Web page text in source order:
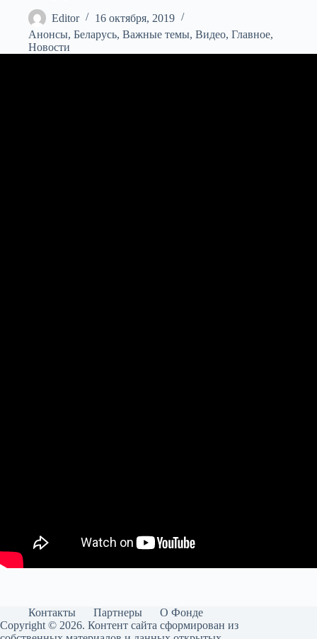
Editor
16 октября, 2019
Анонсы, Беларусь, Важные темы, Видео, Главное,
Новости
Контакты Партнеры
О Фонде
Copyright © 2026. Контент сайта сформирован из